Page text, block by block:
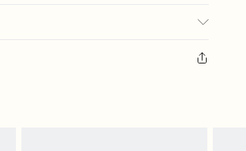
€7.99
les cosmétiques, les bijoux pour piercings, les jouets
le linge de lit, les matelas, les surmatelas et les